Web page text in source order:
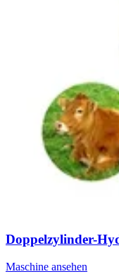
Doppelzylinder-
Maschine ansehen